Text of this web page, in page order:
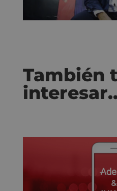
También